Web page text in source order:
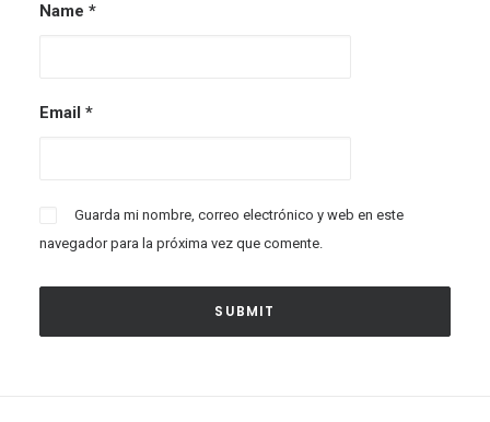
Name *
Email *
Guarda mi nombre, correo electrónico y web en este
navegador para la próxima vez que comente.